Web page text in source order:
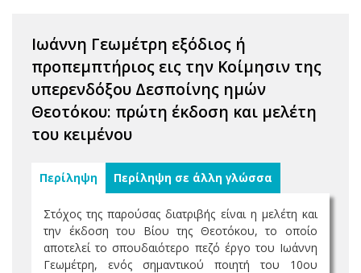
Ιωάννη Γεωμέτρη εξόδιος ή
προπεμπτήριος εις την Κοίμησιν της
υπερενδόξου Δεσποίνης ημών
Θεοτόκου: πρώτη έκδοση και μελέτη
του κειμένου
Περίληψη Περίληψη σε άλλη γλώσσα
Στόχος της παρούσας διατριβής είναι η μελέτη και
την έκδοση του Βίου της Θεοτόκου, το οποίο
αποτελεί το σπουδαιότερο πεζό έργο του Ιωάννη
Γεωμέτρη, ενός σημαντικού ποιητή του 10ου